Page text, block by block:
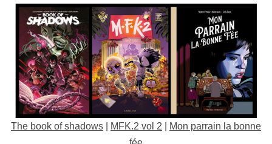
The book of shadows MFK.2 vol 2
Mon parrain la bonne